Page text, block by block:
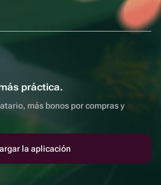
práctica.
más bonos por compras y
la aplicación